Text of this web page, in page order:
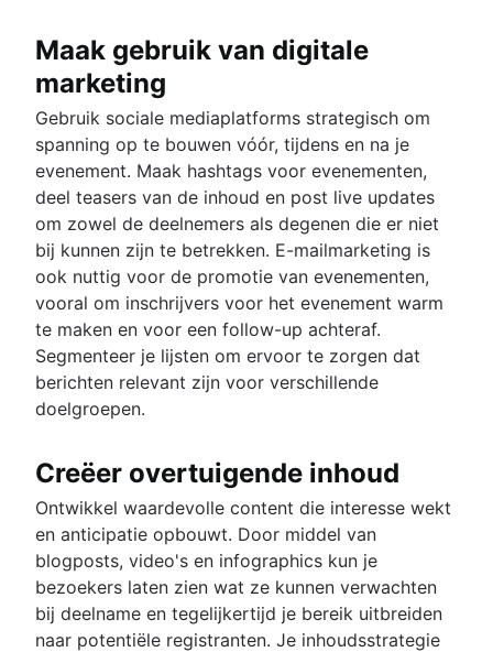
Maak gebruik van digitale
marketing
Gebruik sociale mediaplatforms strategisch om
spanning op te bouwen vóór, tijdens en na je
evenement. Maak hashtags voor evenementen,
deel teasers van de inhoud en post live updates
om zowel de deelnemers als degenen die er niet
bij kunnen zijn te betrekken. E-mailmarketing is
ook nuttig voor de promotie van evenementen,
vooral om inschrijvers voor het evenement warm
te maken en voor een follow-up achteraf.
Segmenteer je lijsten om ervoor te zorgen dat
berichten relevant zijn voor verschillende
doelgroepen.
Creëer overtuigende inhoud
Ontwikkel waardevolle content die interesse wekt
en anticipatie opbouwt. Door middel van
blogposts, video's en infographics kun je
bezoekers laten zien wat ze kunnen verwachten
bij deelname en tegelijkertijd je bereik uitbreiden
naar potentiële registranten. Je inhoudsstrategie